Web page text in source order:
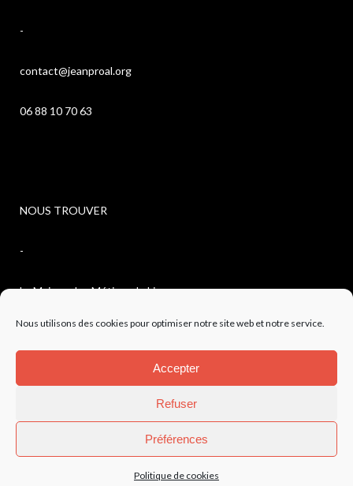
Nous utilisons des cookies pour optimiser notre site web et notre service.
Accepter
Refuser
Préférences
Politique de cookies
-
contact@jeanproal.org
06 88 10 70 63
NOUS TROUVER
-
La Maison des Métiers du Livre
4, avenue de l’observatoire
Mentions légales-Politique de confidentialité